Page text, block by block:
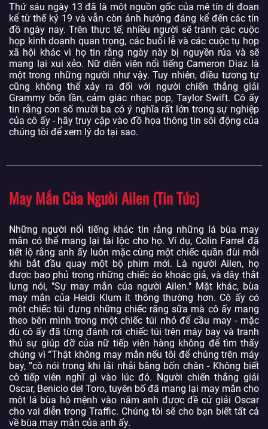
Thứ sáu ngày 13 đã là một nguồn gốc của mê tín dị đoan
kể từ thế kỷ 19 và vẫn còn ảnh hưởng đáng kể đến các tín
đồ ngày nay. Trên thực tế, nhiều người sẽ tránh các cuộc
họp kinh doanh quan trọng, các buổi lễ và các cuộc tụ họp
xã hội khác vì họ tin rằng ngày này bị nguyền rủa và sẽ
mang lại xui xẻo. Nữ diễn viên nổi tiếng Cameron Diaz là
một trong những người như vậy. Tuy nhiên, điều tương tự
cũng không thể xảy ra đối với người chiến thắng giải
Grammy bốn lần, cảm giác nhạc pop, Taylor Swift. Cô ấy
tin rằng con số mười ba có ý nghĩa rất lớn trong sự nghiệp
của cô ấy - hãy truy cập vào đồ họa thông tin sôi động của
chúng tôi để xem lý do tại sao.
May Mắn Của Người Ailen (Tin Tức)
Những người nổi tiếng khác tin rằng những lá bùa may
mắn có thể mang lại tài lộc cho họ. Ví dụ, Colin Farrel đã
tiết lộ rằng anh ấy luôn mặc cùng một chiếc quần đùi mỗi
khi bắt đầu quay một bộ phim mới. Là người Ailen, họ
được bao phủ trong những chiếc áo khoác giả, và dây thắt
lưng nói, "Sự may mắn của người Ailen." Mặt khác, bùa
may mắn của Heidi Klum ít thông thường hơn. Cô ấy có
một chiếc túi đựng những chiếc răng sữa mà cô ấy mang
theo bên mình trong một chiếc túi nhỏ để cầu may - mặc
dù cô ấy đã từng đánh rơi chiếc túi trên máy bay và tranh
thủ sự giúp đỡ của nữ tiếp viên hàng không để tìm thấy
chúng vì “Thật không may mắn nếu tôi để chúng trên máy
bay, ”cô nói trong khi lải nhải bằng bốn chân - Không biết
cô tiếp viên nghĩ gì vào lúc đó. Người chiến thắng giải
Oscar, Benicio del Toro, tuyên bố đã mang lại may mắn cho
một lá bùa hộ mệnh vào năm anh được đề cử giải Oscar
cho vai diễn trong Traffic. Chúng tôi sẽ cho bạn biết tất cả
về bùa may mắn của anh ấy.